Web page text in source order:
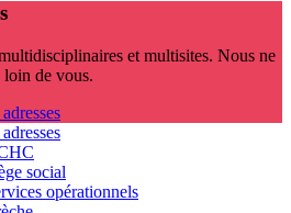
et multisites. Nous ne
loin de vous.
social
opérationnels